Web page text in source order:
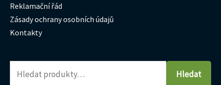
Reklamační řád
Zásady ochrany osobních údajů
Kontakty
Hledat